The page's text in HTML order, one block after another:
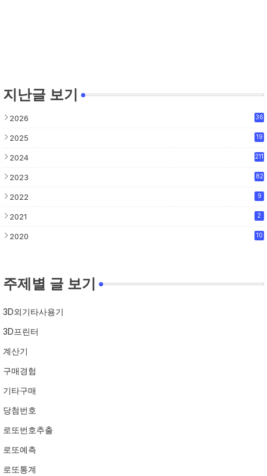
지난글 보기
2026 36
2025 19
2024 211
2023 82
2022 9
2021 2
2020 10
주제별 글 보기
3D외기타사용기
3D프린터
계산기
구매경험
기타구매
당첨번호
로또번호추출
로또예측
로또통계